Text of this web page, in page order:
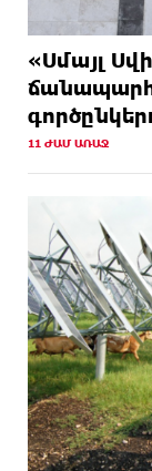
«Սմայլ
11 ԺԱՄ ԱՌԱՋ